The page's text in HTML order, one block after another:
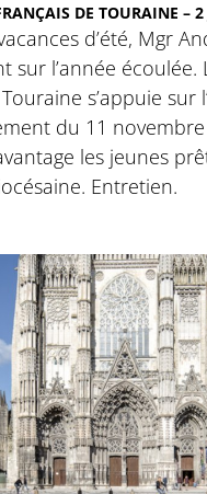
DE TOURAINE –
d’été, Mgr
sur l’année écoulée.
Touraine s’appuie sur
du 11
les jeunes
Entretien.